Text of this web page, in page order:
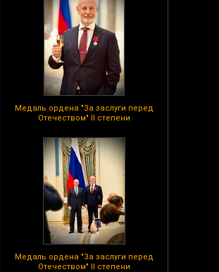
Медаль ордена "За заслуги перед
Отечеством" II степени
Медаль ордена "За заслуги перед
Отечеством" II степени